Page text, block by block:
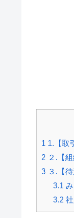
1 1.【取
2 ２.【
3 ３.【
3.1
3.2